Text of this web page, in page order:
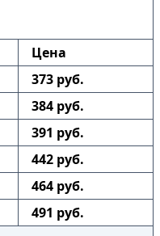
Цена
373 руб.
384 руб.
391 руб.
442 руб.
464 руб.
491 руб.